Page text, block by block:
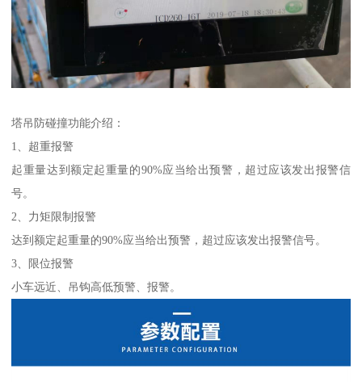
塔吊防碰撞功能介绍：
1、超重报警
起重量达到额定起重量的90%应当给出预警，超过应该发出报警信
号。
2、力矩限制报警
达到额定起重量的90%应当给出预警，超过应该发出报警信号。
3、限位报警
小车远近、吊钩高低预警、报警。